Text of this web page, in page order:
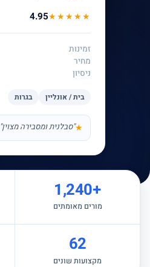
★★★★★
4.95
זמינות
מחיר
ניסיון
בית / אונליין בגרות
★"סבלנית ומסבירה מצוין"
+1,240
מורים מאומתים
62
מקצועות שונים